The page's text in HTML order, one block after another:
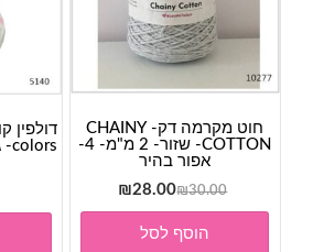
חוט מקרמה דק- CHAINY
COTTON- שזור- 2 מ"מ- 4-
אפור בהיר
₪30.00
המחיר
המקורי
היה:
₪28.00
המחיר
הנוכחי
הוסף לסל